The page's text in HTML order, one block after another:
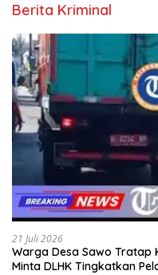
Berita Kriminal
21 Juli 2026
Warga Desa Sawo Tratap
Minta DLHK Tingkatkan